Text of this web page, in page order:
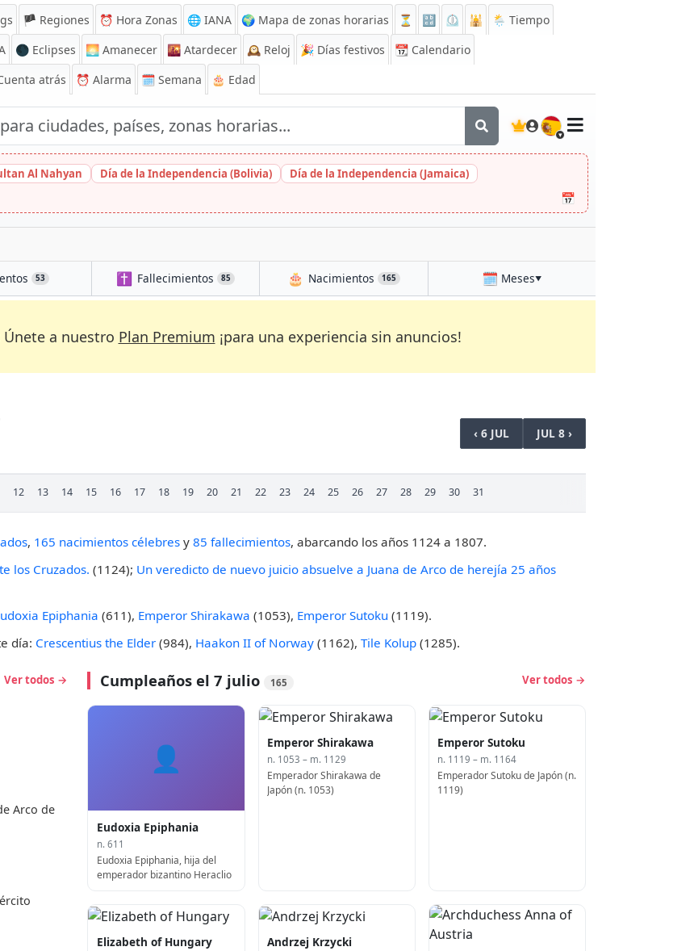
🏴 Regiones ⏰ Hora Zonas 🌐 IANA 🌍 Mapa de zonas horarias ⏳ 🔡 ⏲️ 🕌
🌦️ Tiempo
🌑 Eclipses 🌅 Amanecer 🌇 Atardecer 🕰️ Reloj 🎉 Días festivos 📆 Calendario
atrás ⏰ Alarma 🗓️ Semana 🎂 Edad
🇪🇸
Al Nahyan Día de la Independencia (Bolivia)
Día de la Independencia (Jamaica)
📅
53 ✝️ Fallecimientos 85 🎂 Nacimientos 165 🗓️ Meses▼
Únete a nuestro Plan Premium ¡para una experiencia sin anuncios!
‹ 6 JUL JUL 8 ›
12 13 14 15 16 17 18 19 20 21 22 23 24 25 26 27 28 29 30 31
, 165 nacimientos célebres y 85 fallecimientos, abarcando los años 1124 a 1807.
los Cruzados. (1124); Un veredicto de nuevo juicio absuelve a Juana de Arco de herejía 25 años
Epiphania (611), Emperor Shirakawa (1053), Emperor Sutoku (1119).
día: Crescentius the Elder (984), Haakon II of Norway (1162), Tile Kolup (1285).
Ver todos →
Arco de
Cumpleaños el 7 julio 165 Ver todos →
👤
Eudoxia Epiphania
n. 611
Eudoxia Epiphania, hija del
emperador bizantino Heraclio
Emperor Shirakawa
n. 1053 – m. 1129
Emperador Shirakawa de
Japón (n. 1053)
Emperor Sutoku
n. 1119 – m. 1164
Emperador Sutoku de Japón (n.
1119)
Elizabeth of Hungary Andrzej Krzycki